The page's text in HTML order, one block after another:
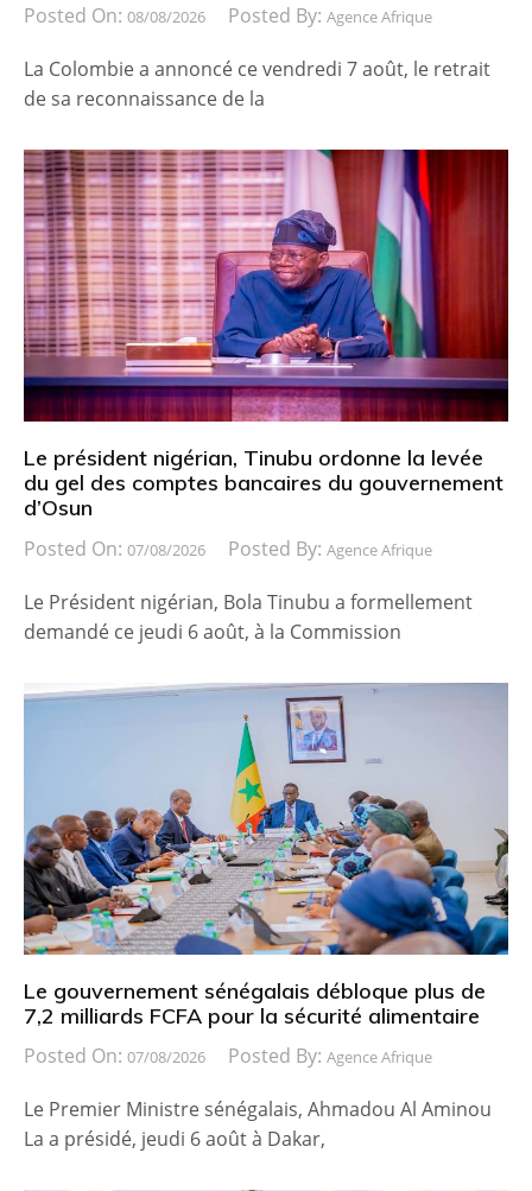
Posted On: 08/08/2026 Posted By: Agence Afrique
La Colombie a annoncé ce vendredi 7 août, le retrait
de sa reconnaissance de la
Le président nigérian, Tinubu ordonne la levée
du gel des comptes bancaires du gouvernement
d’Osun
Posted On: 07/08/2026 Posted By: Agence Afrique
Le Président nigérian, Bola Tinubu a formellement
demandé ce jeudi 6 août, à la Commission
Le gouvernement sénégalais débloque plus de
7,2 milliards FCFA pour la sécurité alimentaire
Posted On: 07/08/2026 Posted By: Agence Afrique
Le Premier Ministre sénégalais, Ahmadou Al Aminou
La a présidé, jeudi 6 août à Dakar,